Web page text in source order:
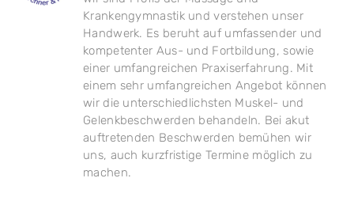
Krankengymnastik und verstehen unser
Handwerk. Es beruht auf umfassender und
kompetenter Aus- und Fortbildung, sowie
einer umfangreichen Praxiserfahrung. Mit
einem sehr umfangreichen Angebot können
wir die unterschiedlichsten Muskel- und
Gelenkbeschwerden behandeln. Bei akut
auftretenden Beschwerden bemühen wir
uns, auch kurzfristige Termine möglich zu
machen.